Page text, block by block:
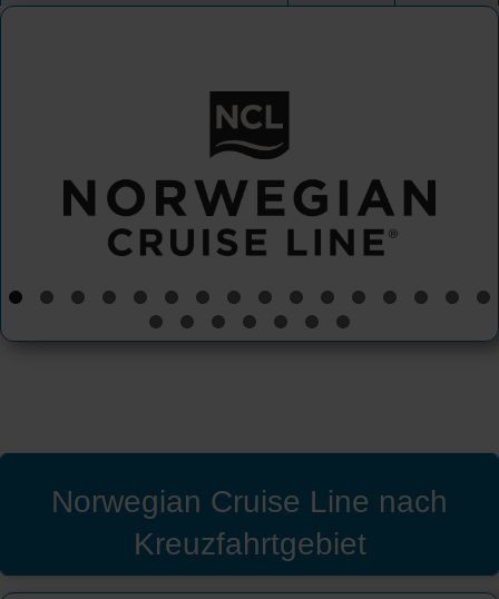
Norwegian Cruise Line nach
Kreuzfahrtgebiet